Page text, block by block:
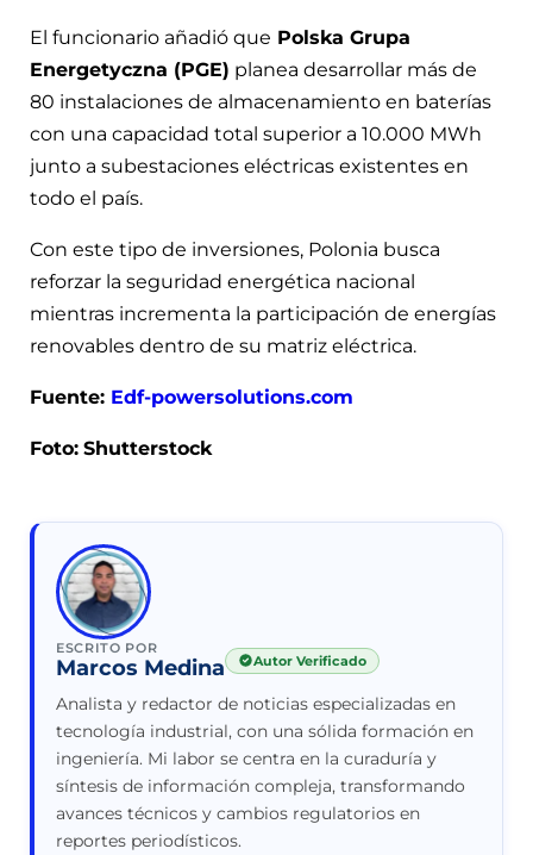
El funcionario añadió que Polska Grupa
Energetyczna (PGE) planea desarrollar más de
80 instalaciones de almacenamiento en baterías
con una capacidad total superior a 10.000 MWh
junto a subestaciones eléctricas existentes en
todo el país.
Con este tipo de inversiones, Polonia busca
reforzar la seguridad energética nacional
mientras incrementa la participación de energías
renovables dentro de su matriz eléctrica.
Fuente: Edf-powersolutions.com
Foto: Shutterstock
ESCRITO POR
Marcos Medina Autor Verificado
Analista y redactor de noticias especializadas en
tecnología industrial, con una sólida formación en
ingeniería. Mi labor se centra en la curaduría y
síntesis de información compleja, transformando
avances técnicos y cambios regulatorios en
reportes periodísticos.